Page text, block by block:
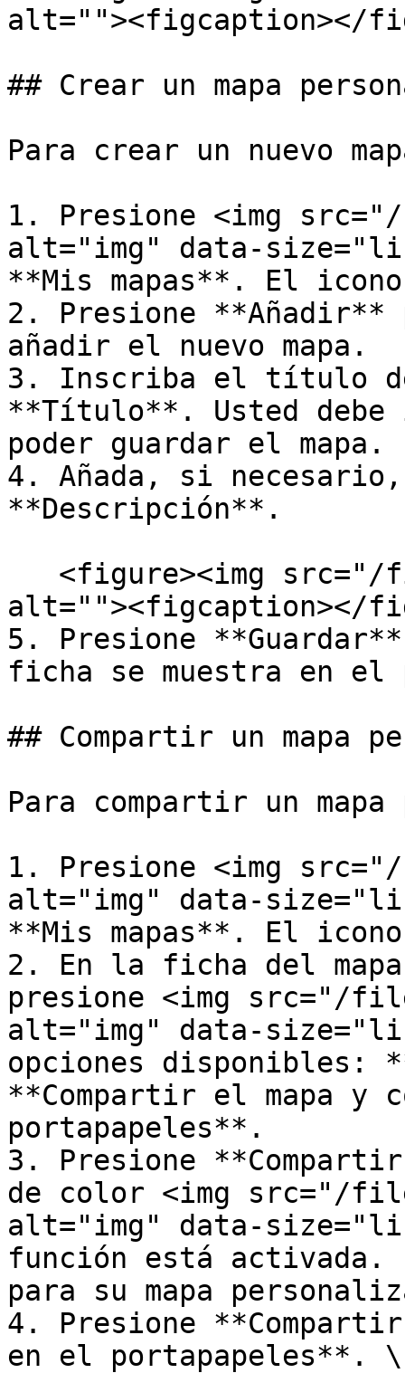
alt=""><figcaption></
## Crear un mapa
Para crear un nuevo
1. Presione <img src="/
alt="img" data-
**Mis mapas**. El
2. Presione
añadir el nuevo mapa.
3. Inscriba el título
**Título**. Usted
poder guardar el mapa.
4. Añada, si
**Descripción**.
alt=""><figcaption></
5. Presione
ficha se muestra en el
## Compartir un mapa
Para compartir un
1. Presione <img src="/
alt="img" data-
**Mis mapas**. El
2. En la ficha del
presione <img src="/
alt="img" data-
opciones disponibles:
**Compartir el mapa y
portapapeles**.
3. Presione
de color <img src="/files/
alt="img" data-
función está activada.
para su mapa
4. Presione
en el portapapeles**. \